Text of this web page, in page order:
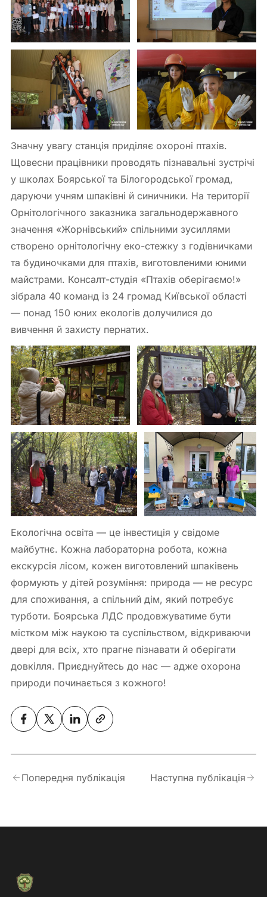
Значну увагу станція приділяє охороні птахів.
Щовесни працівники проводять пізнавальні зустрічі
у школах Боярської та Білогородської громад,
даруючи учням шпаківні й синичники. На території
Орнітологічного заказника загальнодержавного
значення «Жорнівський» спільними зусиллями
створено орнітологічну еко-стежку з годівничками
та будиночками для птахів, виготовленими юними
майстрами. Консалт-студія «Птахів оберігаємо!»
зібрала 40 команд із 24 громад Київської області
— понад 150 юних екологів долучилися до
вивчення й захисту пернатих.
Екологічна освіта — це інвестиція у свідоме
майбутнє. Кожна лабораторна робота, кожна
екскурсія лісом, кожен виготовлений шпаківень
формують у дітей розуміння: природа — не ресурс
для споживання, а спільний дім, який потребує
турботи. Боярська ЛДС продовжуватиме бути
містком між наукою та суспільством, відкриваючи
двері для всіх, хто прагне пізнавати й оберігати
довкілля. Приєднуйтесь до нас — адже охорона
природи починається з кожного!
Попередня публікація Наступна публікація